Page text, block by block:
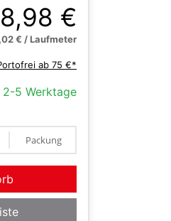
8,98 €
€ / Laufmeter
ab 75 €*
2-5 Werktage
Packung